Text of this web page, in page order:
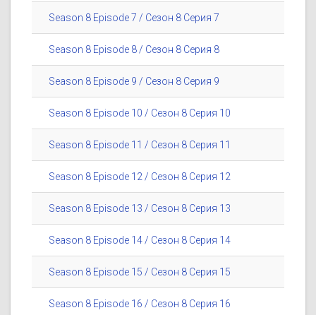
Season 8 Episode 7 / Сезон 8 Серия 7
Season 8 Episode 8 / Сезон 8 Серия 8
Season 8 Episode 9 / Сезон 8 Серия 9
Season 8 Episode 10 / Сезон 8 Серия 10
Season 8 Episode 11 / Сезон 8 Серия 11
Season 8 Episode 12 / Сезон 8 Серия 12
Season 8 Episode 13 / Сезон 8 Серия 13
Season 8 Episode 14 / Сезон 8 Серия 14
Season 8 Episode 15 / Сезон 8 Серия 15
Season 8 Episode 16 / Сезон 8 Серия 16